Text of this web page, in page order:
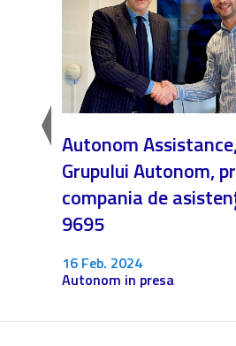
Autonom
Grupului Autonom,
compania de
9695
16 Feb. 2024
Autonom in presa